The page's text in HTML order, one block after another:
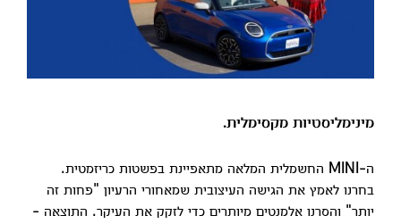
מינימליסטיות מקסימלית.
ה-MINI החשמלית המלאה מתאפיינת בפשטות כריזמטית.
בחרנו לאמץ את הגישה העיצובית שמאחורי הרעיון "פחות זה
יותר" והסרנו אלמנטים מיותרים כדי לזקק את העיקר. התוצאה -